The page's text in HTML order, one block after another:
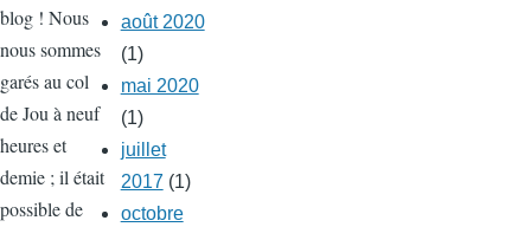
blog ! Nous
nous sommes
garés au col
de Jou à neuf
heures et
demie ; il était
possible de
août 2020
(1)
mai 2020
(1)
juillet
2017 (1)
octobre